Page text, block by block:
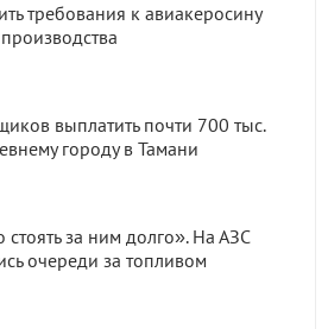
требования к авиакеросину
выплатить почти 700 тыс.
городу в Тамани
стоять за ним долго». На АЗС
очереди за топливом